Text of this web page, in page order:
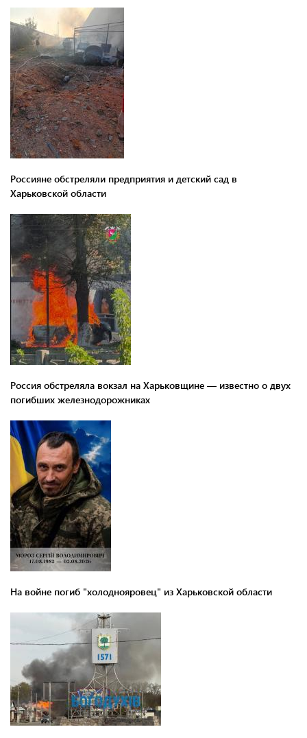
Россияне обстреляли предприятия и детский сад в
Харьковской области
Россия обстреляла вокзал на Харьковщине — известно о двух
погибших железнодорожниках
На войне погиб "холоднояровец" из Харьковской области